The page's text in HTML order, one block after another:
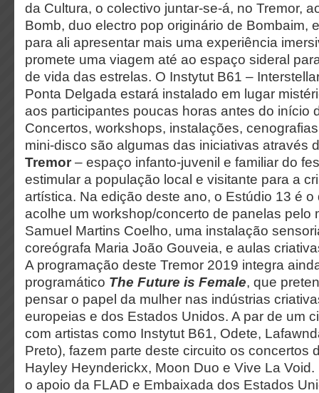
da Cultura, o colectivo juntar-se-á, no Tremor,
Bomb, duo electro pop originário de Bombaim,
para ali apresentar mais uma experiência
promete uma viagem até ao espaço sideral
de vida das estrelas. O Instytut B61 –
Ponta Delgada estará instalado em lugar
aos participantes poucas horas antes do início
Concertos, workshops, instalações,
mini-disco são algumas das iniciativas através
Tremor – espaço infanto-juvenil e familiar do
estimular a população local e visitante para a
artística. Na edição deste ano, o Estúdio 13 é o
acolhe um workshop/concerto de panelas pelo
Samuel Martins Coelho, uma instalação
coreógrafa Maria João Gouveia, e aulas
A programação deste Tremor 2019 integra
programático The Future is Female, que
pensar o papel da mulher nas indústrias
europeias e dos Estados Unidos. A par de um
com artistas como Instytut B61, Odete,
Preto), fazem parte deste circuito os concertos
Hayley Heynderickx, Moon Duo e Vive La
o apoio da FLAD e Embaixada dos Estados